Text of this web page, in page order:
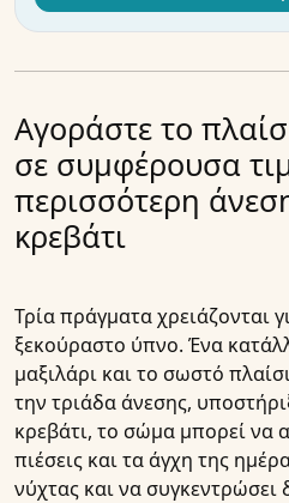
Αγοράστε το
σε συμφέρουσα
περισσότερη
κρεβάτι
Τρία πράγματα χρειάζονται
ξεκούραστο ύπνο. Ένα
μαξιλάρι και το σωστό
την τριάδα άνεσης,
κρεβάτι, το σώμα μπορεί να
πιέσεις και τα άγχη της
νύχτας και να συγκεντρώσει